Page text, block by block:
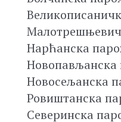
Нарћанска
Новопављанска
Новосељанска
Ровиштанска
Северинска